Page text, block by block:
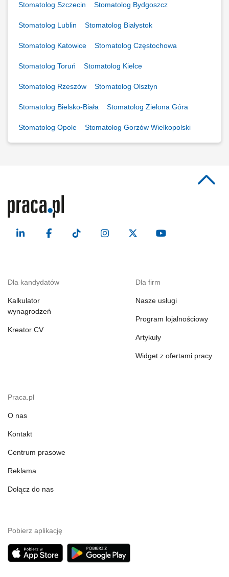
Stomatolog Szczecin Stomatolog Bydgoszcz
Stomatolog Lublin Stomatolog Białystok
Stomatolog Katowice Stomatolog Częstochowa
Stomatolog Toruń Stomatolog Kielce
Stomatolog Rzeszów Stomatolog Olsztyn
Stomatolog Bielsko-Biała Stomatolog Zielona Góra
Stomatolog Opole Stomatolog Gorzów Wielkopolski
Dla kandydatów
Kalkulator
wynagrodzeń
Kreator CV
Dla firm
Nasze usługi
Program lojalnościowy
Artykuły
Widget z ofertami pracy
Praca.pl
O nas
Kontakt
Centrum prasowe
Reklama
Dołącz do nas
Pobierz aplikację